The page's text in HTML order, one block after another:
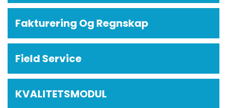
Fakturering Og Regnskap
Field Service
KVALITETSMODUL